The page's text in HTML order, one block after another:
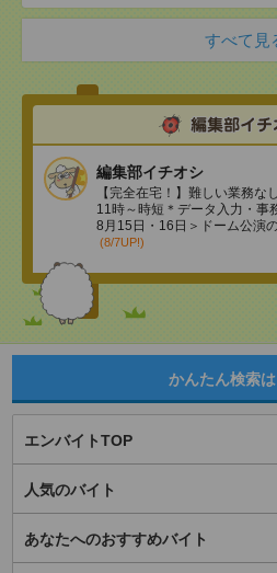
すべて見
編集部イチオシ
【完全在宅！】難しい業務な
11時～時短＊データ入力・事
8月15日・16日＞ドーム公演
(8/7UP!)
かんたん検索
エンバイトTOP
人気のバイト
あなたへのおすすめバイト